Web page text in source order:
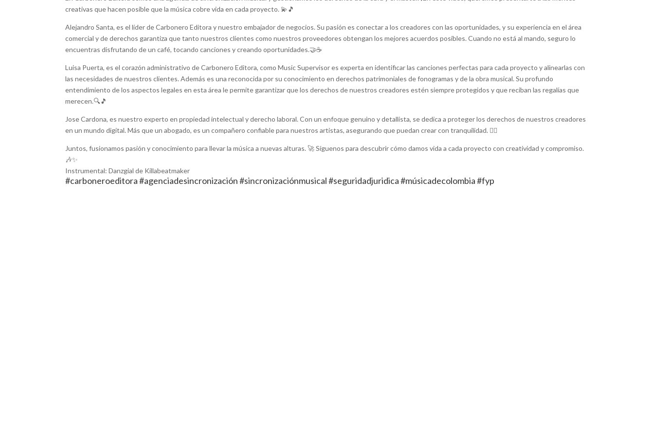
creativas que hacen posible que la música cobre vida en cada proyecto. 💫🎵
Alejandro Santa, es el líder de Carbonero Editora y nuestro embajador de negocios. Su pasión es conectar a los creadores con las oportunidades, y su experiencia en el área
comercial y de derechos garantiza que tanto nuestros clientes como nuestros proveedores obtengan los mejores acuerdos posibles. Cuando no está al mando, seguro lo
encuentras disfrutando de un café, tocando canciones y creando oportunidades.🤝☕
Luisa Puerta, es el corazón administrativo de Carbonero Editora, como Music Supervisor es experta en identificar las canciones perfectas para cada proyecto y alinearlas con
las necesidades de nuestros clientes. Además es una reconocida por su conocimiento en derechos patrimoniales de fonogramas y de la obra musical. Su profundo
entendimiento de los aspectos legales en esta área le permite garantizar que los derechos de nuestros creadores estén siempre protegidos y que reciban las regalías que
merecen.🔍🎵
Jose Cardona, es nuestro experto en propiedad intelectual y derecho laboral. Con un enfoque genuino y detallista, se dedica a proteger los derechos de nuestros creadores
en un mundo digital. Más que un abogado, es un compañero confiable para nuestros artistas, asegurando que puedan crear con tranquilidad. 🧑‍⚖️
Juntos, fusionamos pasión y conocimiento para llevar la música a nuevas alturas. 🚀 Síguenos para descubrir cómo damos vida a cada proyecto con creatividad y compromiso.
🎶✨
Instrumental: Danzgial de Killabeatmaker
#carboneroeditora #agenciadesincronización #sincronizaciónmusical #seguridadjuridica #músicadecolombia #fyp